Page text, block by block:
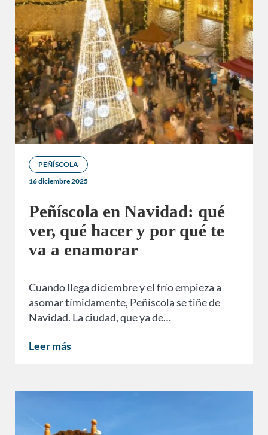
PEÑÍSCOLA
16 diciembre 2025
Peñíscola en Navidad: qué
ver, qué hacer y por qué te
va a enamorar
Cuando llega diciembre y el frío empieza a
asomar tímidamente, Peñíscola se tiñe de
Navidad. La ciudad, que ya de…
Leer más